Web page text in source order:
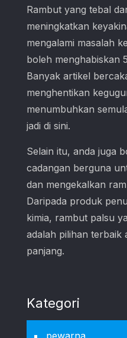
Rambut yang tebal
meningkatkan
mengalami masalah
boleh menghabiskan
Banyak artikel
menghentikan
menumbuhkan
jadi di sini.
Selain itu, anda juga
cadangan berguna
dan mengekalkan
Daripada produk
kimia, rambut palsu
adalah pilihan terbaik
panjang.
Kategori
pewarna